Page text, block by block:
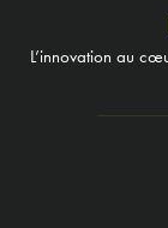
L’innovation au